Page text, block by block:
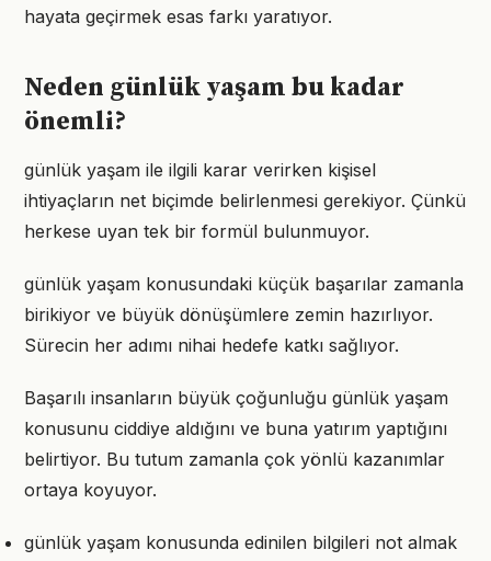
hayata geçirmek esas farkı yaratıyor.
Neden günlük yaşam bu kadar
önemli?
günlük yaşam ile ilgili karar verirken kişisel
ihtiyaçların net biçimde belirlenmesi gerekiyor. Çünkü
herkese uyan tek bir formül bulunmuyor.
günlük yaşam konusundaki küçük başarılar zamanla
birikiyor ve büyük dönüşümlere zemin hazırlıyor.
Sürecin her adımı nihai hedefe katkı sağlıyor.
Başarılı insanların büyük çoğunluğu günlük yaşam
konusunu ciddiye aldığını ve buna yatırım yaptığını
belirtiyor. Bu tutum zamanla çok yönlü kazanımlar
ortaya koyuyor.
günlük yaşam konusunda edinilen bilgileri not almak